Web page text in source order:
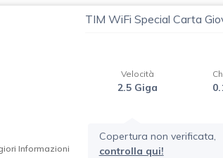
Informazioni
TIM WiFi Special Carta
Velocità
2.5 Giga
Copertura non verificata,
controlla qui!